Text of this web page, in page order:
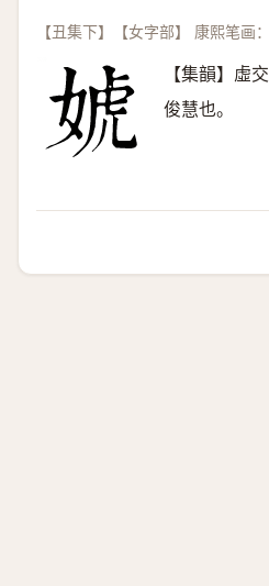
【丑集下】【女字部】 康熙笔画
【集韻】虛
俊慧也。